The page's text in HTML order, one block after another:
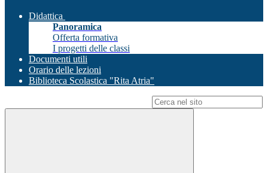
Didattica
Panoramica
Offerta formativa
I progetti delle classi
Documenti utili
Orario delle lezioni
Biblioteca Scolastica "Rita Atria"